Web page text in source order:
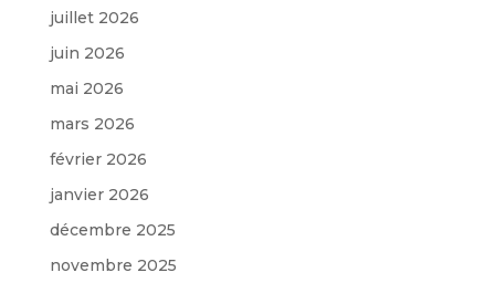
juillet 2026
juin 2026
mai 2026
mars 2026
février 2026
janvier 2026
décembre 2025
novembre 2025